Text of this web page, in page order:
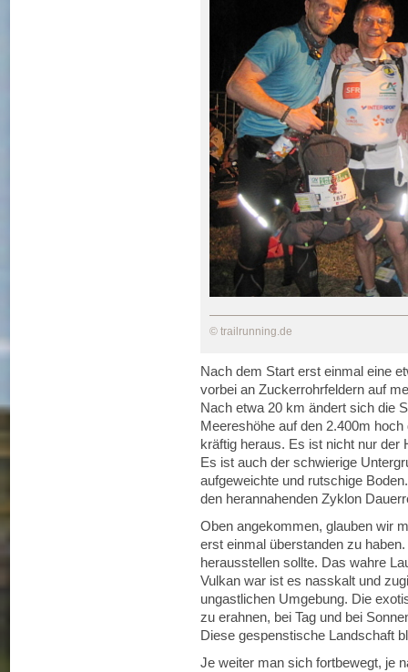
© trailrunning.de
Nach dem Start erst einmal eine
vorbei an Zuckerrohrfeldern auf
Nach etwa 20 km ändert sich die
Meereshöhe auf den 2.400m
kräftig heraus. Es ist nicht nur der
Es ist auch der schwierige
aufgeweichte und rutschige
den herannahenden Zyklon
Oben angekommen, glauben wir
erst einmal überstanden zu
herausstellen sollte. Das wahre
Vulkan war ist es nasskalt und
ungastlichen Umgebung. Die
zu erahnen, bei Tag und bei
Diese gespenstische Landschaft
Je weiter man sich fortbewegt, je